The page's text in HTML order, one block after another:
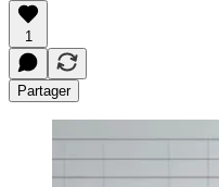
1
Partager